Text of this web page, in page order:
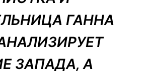
ГАННА
ЗАПАДА, А